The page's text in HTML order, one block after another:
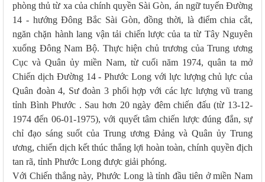
phòng thủ từ xa của chính quyền Sài Gòn, án ngữ tuyến Đường
14 - hướng Đông Bắc Sài Gòn, đồng thời, là điểm chia cắt,
ngăn chặn hành lang vận tải chiến lược của ta từ Tây Nguyên
xuống Đông Nam Bộ. Thực hiện chủ trương của Trung ương
Cục và Quân ủy miền Nam, từ cuối năm 1974, quân ta mở
Chiến dịch Đường 14 - Phước Long với lực lượng chủ lực của
Quân đoàn 4, Sư đoàn 3 phối hợp với các lực lượng vũ trang
tỉnh Bình Phước . Sau hơn 20 ngày đêm chiến đấu (từ 13-12-
1974 đến 06-01-1975), với quyết tâm chiến lược đúng đắn, sự
chỉ đạo sáng suốt của Trung ương Đảng và Quân ủy Trung
ương, chiến dịch kết thúc thắng lợi hoàn toàn, chính quyền địch
tan rã, tỉnh Phước Long được giải phóng.
Với Chiến thắng này, Phước Long là tỉnh đầu tiên ở miền Nam